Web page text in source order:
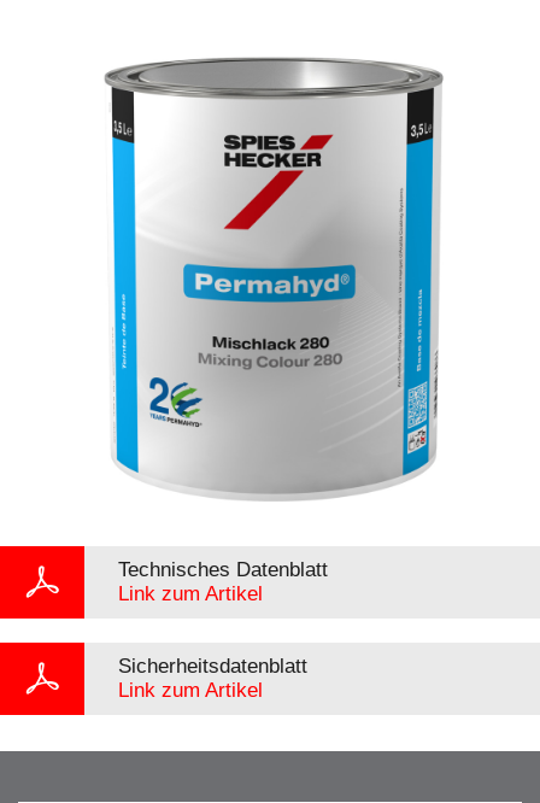
Technisches Datenblatt
Link zum Artikel
Sicherheitsdatenblatt
Link zum Artikel